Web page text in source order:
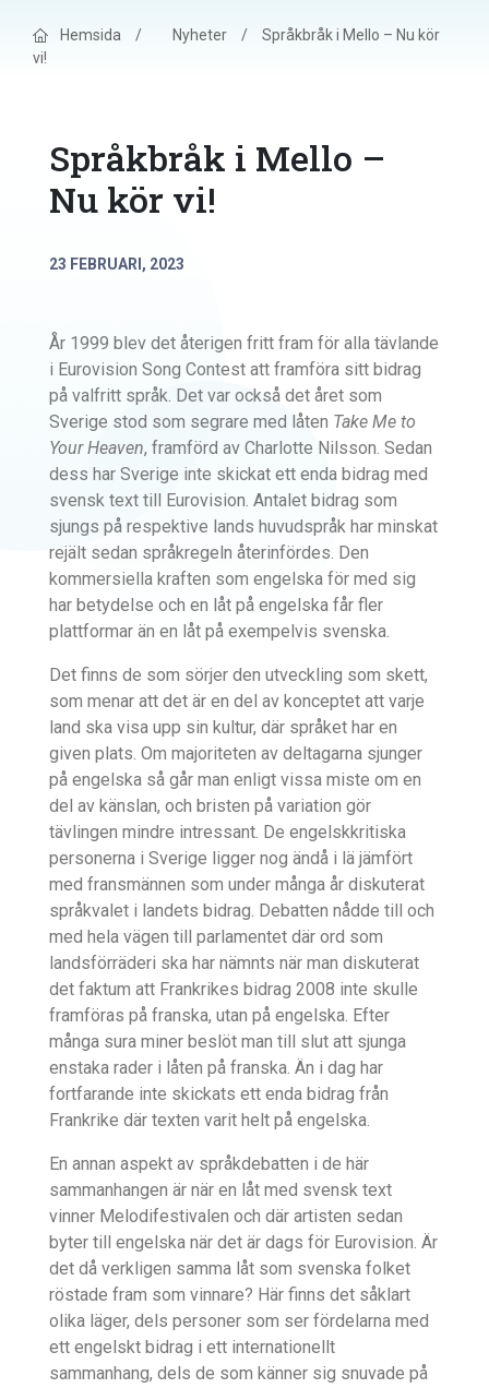
Hemsida / Nyheter /
Språkbråk i Mello – Nu kör
vi!
Språkbråk i Mello –
Nu kör vi!
23 FEBRUARI, 2023
År 1999 blev det återigen fritt fram för alla tävlande
i Eurovision Song Contest att framföra sitt bidrag
på valfritt språk. Det var också det året som
Sverige stod som segrare med låten Take Me to
Your Heaven, framförd av Charlotte Nilsson. Sedan
dess har Sverige inte skickat ett enda bidrag med
svensk text till Eurovision. Antalet bidrag som
sjungs på respektive lands huvudspråk har minskat
rejält sedan språkregeln återinfördes. Den
kommersiella kraften som engelska för med sig
har betydelse och en låt på engelska får fler
plattformar än en låt på exempelvis svenska.
Det finns de som sörjer den utveckling som skett,
som menar att det är en del av konceptet att varje
land ska visa upp sin kultur, där språket har en
given plats. Om majoriteten av deltagarna sjunger
på engelska så går man enligt vissa miste om en
del av känslan, och bristen på variation gör
tävlingen mindre intressant. De engelskkritiska
personerna i Sverige ligger nog ändå i lä jämfört
med fransmännen som under många år diskuterat
språkvalet i landets bidrag. Debatten nådde till och
med hela vägen till parlamentet där ord som
landsförräderi ska har nämnts när man diskuterat
det faktum att Frankrikes bidrag 2008 inte skulle
framföras på franska, utan på engelska. Efter
många sura miner beslöt man till slut att sjunga
enstaka rader i låten på franska. Än i dag har
fortfarande inte skickats ett enda bidrag från
Frankrike där texten varit helt på engelska.
En annan aspekt av språkdebatten i de här
sammanhangen är när en låt med svensk text
vinner Melodifestivalen och där artisten sedan
byter till engelska när det är dags för Eurovision. Är
det då verkligen samma låt som svenska folket
röstade fram som vinnare? Här finns det såklart
olika läger, dels personer som ser fördelarna med
ett engelskt bidrag i ett internationellt
sammanhang, dels de som känner sig snuvade på